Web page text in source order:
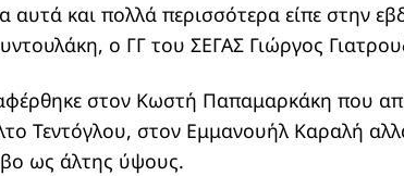
αυτά και πολλά περισσότερα είπε στην
ο ΓΓ του ΣΕΓΑΣ Γιώργος
στον Κωστή Παπαμαρκάκη που
Τεντόγλου, στον Εμμανουήλ Καραλή
ως άλτης ύψους.